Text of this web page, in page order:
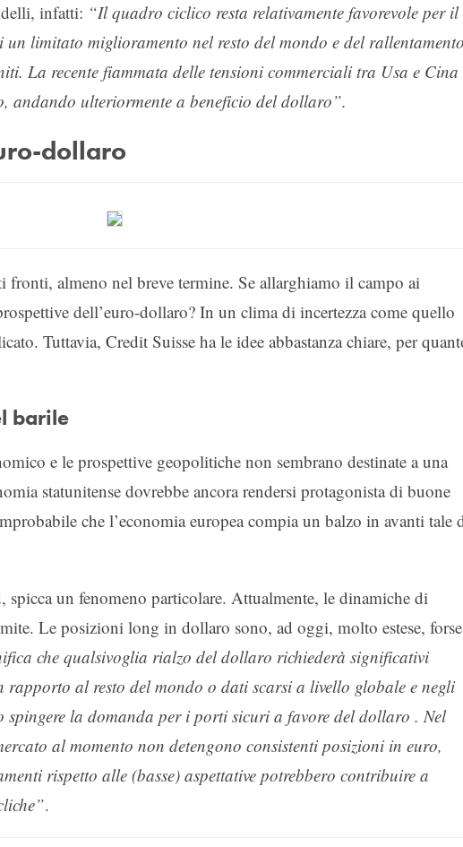
infatti: “Il quadro ciclico resta relativamente favorevole per il
limitato miglioramento nel resto del mondo e del
La recente fiammata delle tensioni commerciali tra Usa e Cina
andando ulteriormente a beneficio del dollaro”.
dollaro
almeno nel breve termine. Se allarghiamo il campo ai
dell’euro-dollaro? In un clima di incertezza come quello
Tuttavia, Credit Suisse ha le idee abbastanza chiare, per
barile
e le prospettive geopolitiche non sembrano destinate a una
statunitense dovrebbe ancora rendersi protagonista di buone
che l’economia europea compia un balzo in avanti tale
spicca un fenomeno particolare. Attualmente, le dinamiche di
Le posizioni long in dollaro sono, ad oggi, molto estese, forse
che qualsivoglia rialzo del dollaro richiederà significativi
al resto del mondo o dati scarsi a livello globale e negli
spingere la domanda per i porti sicuri a favore del dollaro . Nel
al momento non detengono consistenti posizioni in euro,
rispetto alle (basse) aspettative potrebbero contribuire a
.